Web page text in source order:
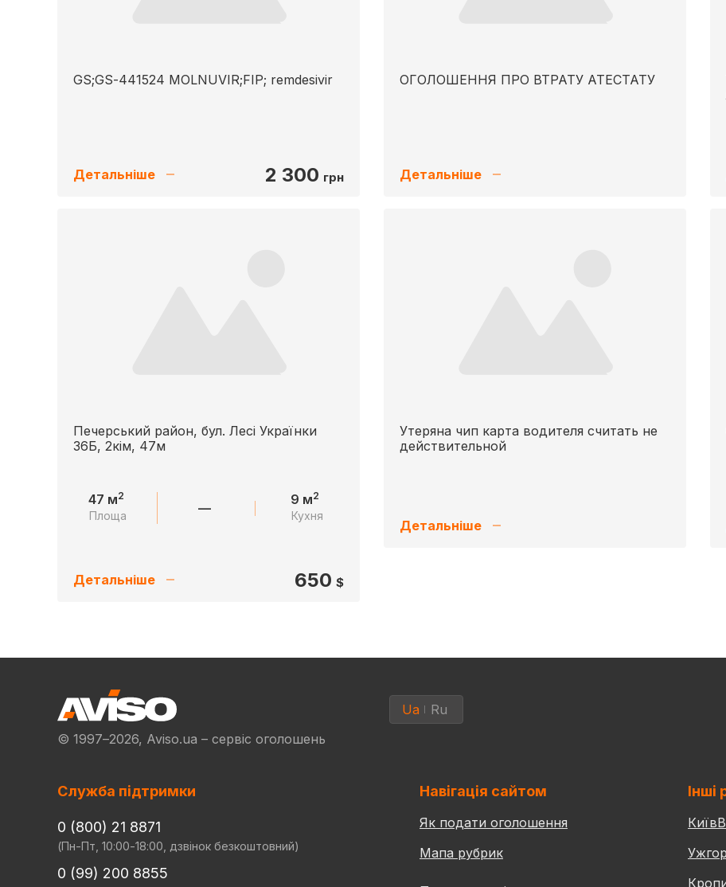
GS;GS-441524 MOLNUVIR;FIP; remdesivir
Детальніше 2 300 грн
ОГОЛОШЕННЯ ПРО ВТРАТУ АТЕСТАТУ
Детальніше
Печерський район, бул. Лесі Українки
36Б, 2кім, 47м
47 м2
Площа —
9 м2
Кухня
Детальніше 650 $
Утеряна чип карта водителя считать не
действительной
Детальніше
© 1997–2026, Aviso.ua – сервіс оголошень
Ua Ru
Служба підтримки
0 (800) 21 8871
(Пн-Пт, 10:00-18:00, дзвінок безкоштовний)
0 (99) 200 8855
Навігація сайтом
Як подати оголошення
Мапа рубрик
Інші
Київ